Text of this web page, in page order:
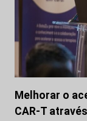
Melhorar o
CAR-T